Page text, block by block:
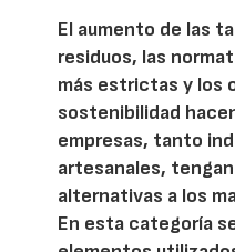
El aumento de las
residuos, las
más estrictas y los
sostenibilidad
empresas, tanto
artesanales,
alternativas a los
En esta categoría